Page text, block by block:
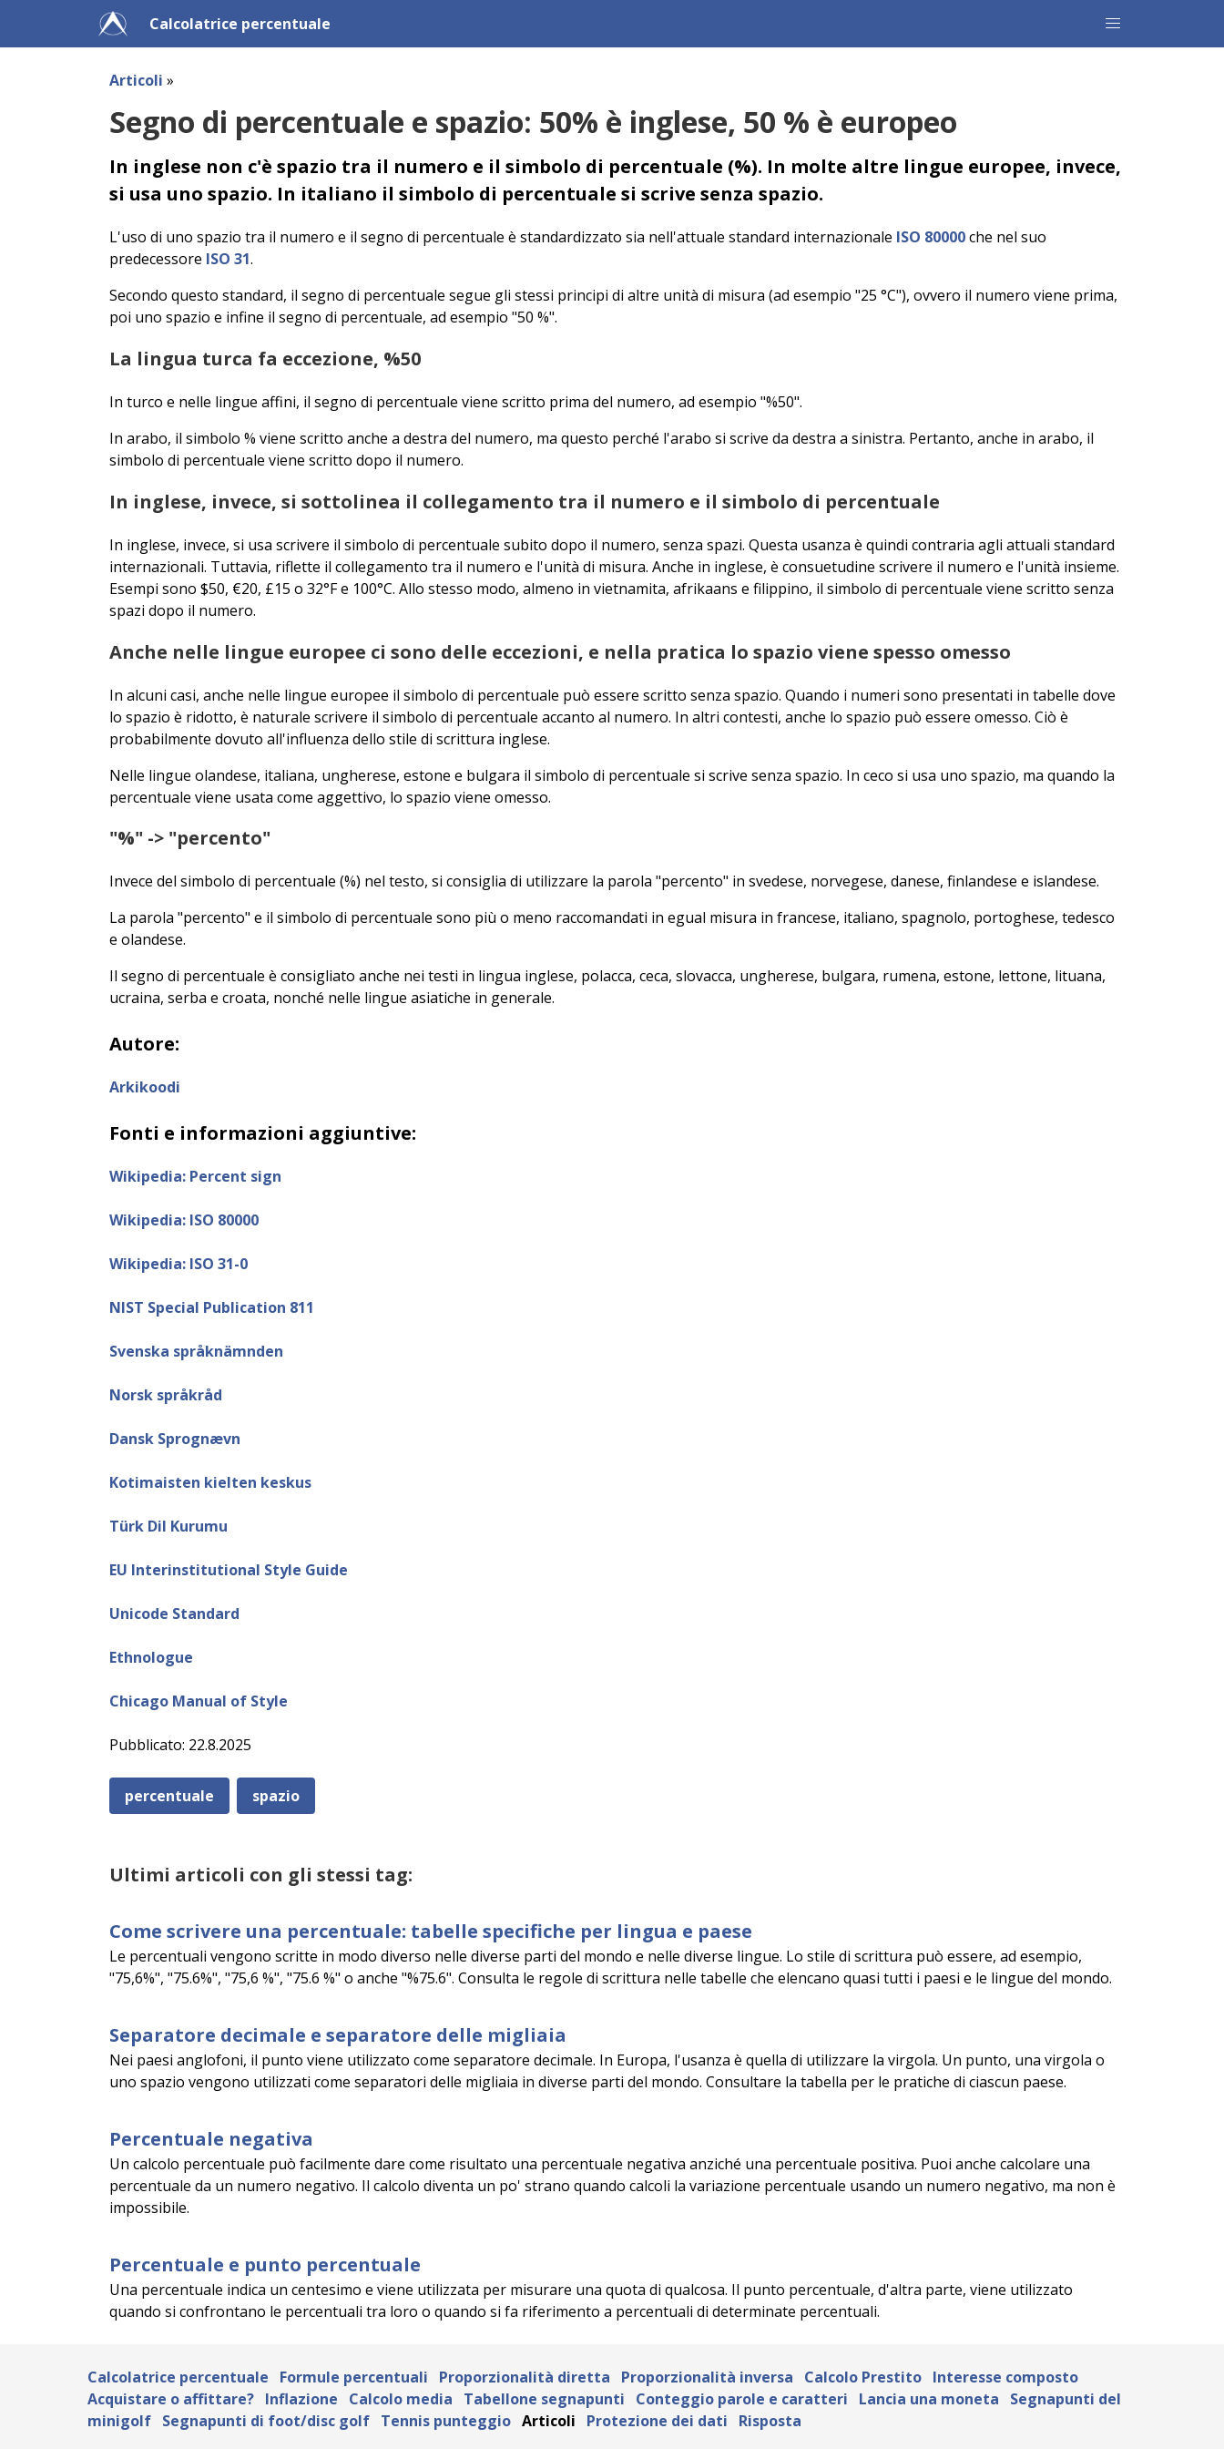
Calcolatrice percentuale
Articoli »
Segno di percentuale e spazio: 50% è inglese, 50 % è europeo
In inglese non c'è spazio tra il numero e il simbolo di percentuale (%). In molte altre lingue europee, invece,
si usa uno spazio. In italiano il simbolo di percentuale si scrive senza spazio.
L'uso di uno spazio tra il numero e il segno di percentuale è standardizzato sia nell'attuale standard internazionale ISO 80000che nel suo
predecessore ISO 31.
Secondo questo standard, il segno di percentuale segue gli stessi principi di altre unità di misura (ad esempio "25 °C"), ovvero il numero viene prima,
poi uno spazio e infine il segno di percentuale, ad esempio "50 %".
La lingua turca fa eccezione, %50
In turco e nelle lingue affini, il segno di percentuale viene scritto prima del numero, ad esempio "%50".
In arabo, il simbolo % viene scritto anche a destra del numero, ma questo perché l'arabo si scrive da destra a sinistra. Pertanto, anche in arabo, il
simbolo di percentuale viene scritto dopo il numero.
In inglese, invece, si sottolinea il collegamento tra il numero e il simbolo di percentuale
In inglese, invece, si usa scrivere il simbolo di percentuale subito dopo il numero, senza spazi. Questa usanza è quindi contraria agli attuali standard
internazionali. Tuttavia, riflette il collegamento tra il numero e l'unità di misura. Anche in inglese, è consuetudine scrivere il numero e l'unità insieme.
Esempi sono $50, €20, £15 o 32°F e 100°C. Allo stesso modo, almeno in vietnamita, afrikaans e filippino, il simbolo di percentuale viene scritto senza
spazi dopo il numero.
Anche nelle lingue europee ci sono delle eccezioni, e nella pratica lo spazio viene spesso omesso
In alcuni casi, anche nelle lingue europee il simbolo di percentuale può essere scritto senza spazio. Quando i numeri sono presentati in tabelle dove
lo spazio è ridotto, è naturale scrivere il simbolo di percentuale accanto al numero. In altri contesti, anche lo spazio può essere omesso. Ciò è
probabilmente dovuto all'influenza dello stile di scrittura inglese.
Nelle lingue olandese, italiana, ungherese, estone e bulgara il simbolo di percentuale si scrive senza spazio. In ceco si usa uno spazio, ma quando la
percentuale viene usata come aggettivo, lo spazio viene omesso.
"%" -> "percento"
Invece del simbolo di percentuale (%) nel testo, si consiglia di utilizzare la parola "percento" in svedese, norvegese, danese, finlandese e islandese.
La parola "percento" e il simbolo di percentuale sono più o meno raccomandati in egual misura in francese, italiano, spagnolo, portoghese, tedesco
e olandese.
Il segno di percentuale è consigliato anche nei testi in lingua inglese, polacca, ceca, slovacca, ungherese, bulgara, rumena, estone, lettone, lituana,
ucraina, serba e croata, nonché nelle lingue asiatiche in generale.
Autore:
Arkikoodi
Fonti e informazioni aggiuntive:
Wikipedia: Percent sign
Wikipedia: ISO 80000
Wikipedia: ISO 31-0
NIST Special Publication 811
Svenska språknämnden
Norsk språkråd
Dansk Sprognævn
Kotimaisten kielten keskus
Türk Dil Kurumu
EU Interinstitutional Style Guide
Unicode Standard
Ethnologue
Chicago Manual of Style
Pubblicato: 22.8.2025
percentuale spazio
Ultimi articoli con gli stessi tag:
Come scrivere una percentuale: tabelle specifiche per lingua e paese
Le percentuali vengono scritte in modo diverso nelle diverse parti del mondo e nelle diverse lingue. Lo stile di scrittura può essere, ad esempio,
"75,6%", "75.6%", "75,6 %", "75.6 %" o anche "%75.6". Consulta le regole di scrittura nelle tabelle che elencano quasi tutti i paesi e le lingue del mondo.
Separatore decimale e separatore delle migliaia
Nei paesi anglofoni, il punto viene utilizzato come separatore decimale. In Europa, l'usanza è quella di utilizzare la virgola. Un punto, una virgola o
uno spazio vengono utilizzati come separatori delle migliaia in diverse parti del mondo. Consultare la tabella per le pratiche di ciascun paese.
Percentuale negativa
Un calcolo percentuale può facilmente dare come risultato una percentuale negativa anziché una percentuale positiva. Puoi anche calcolare una
percentuale da un numero negativo. Il calcolo diventa un po' strano quando calcoli la variazione percentuale usando un numero negativo, ma non è
impossibile.
Percentuale e punto percentuale
Una percentuale indica un centesimo e viene utilizzata per misurare una quota di qualcosa. Il punto percentuale, d'altra parte, viene utilizzato
quando si confrontano le percentuali tra loro o quando si fa riferimento a percentuali di determinate percentuali.
Calcolatrice percentuale Formule percentuali Proporzionalità diretta Proporzionalità inversa Calcolo Prestito Interesse composto
Acquistare o affittare? Inflazione Calcolo media Tabellone segnapunti Conteggio parole e caratteri Lancia una moneta
Segnapunti del
minigolf Segnapunti di foot/disc golf Tennis punteggio Articoli Protezione dei dati Risposta